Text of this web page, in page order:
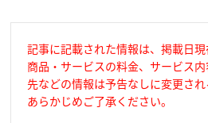
記事に記載された情報は、掲載日現
商品・サービスの料金、サービス
先などの情報は予告なしに変更され
あらかじめご了承ください。